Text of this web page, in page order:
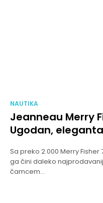
NAUTIKA
Jeanneau Merry
Ugodan,
Sa preko 2.000 Merry
ga čini daleko
čamcem...